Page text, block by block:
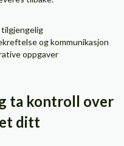
tilgjengelig
og kommunikasjon
oppgaver
ta kontroll over
ditt